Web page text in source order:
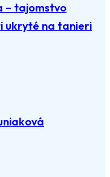
– tajomstvo
ukryté na tanieri